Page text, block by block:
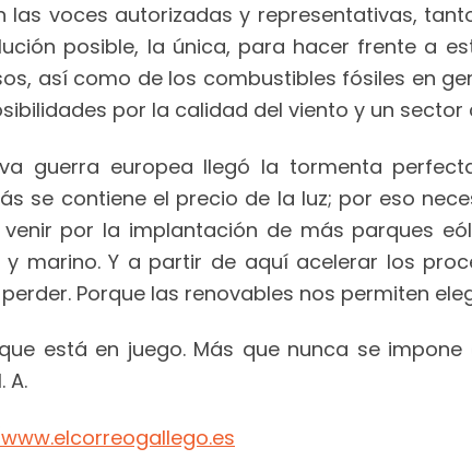
las voces autorizadas y representativas,
posible, la única, para hacer frente a
así como de los combustibles fósiles en
por la calidad del viento y un
guerra europea llegó la tormenta
se contiene el precio de la luz; por eso
por la implantación de más parques
y marino. Y a partir de aquí acelerar los
Porque las renovables nos permiten
está en juego. Más que nunca se
A.